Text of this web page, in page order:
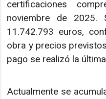
certificaciones
noviembre de 2025.
11.742.793 euros,
obra y precios
pago se realizó la
Actualmente se